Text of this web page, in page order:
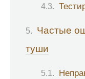
Частые
туши